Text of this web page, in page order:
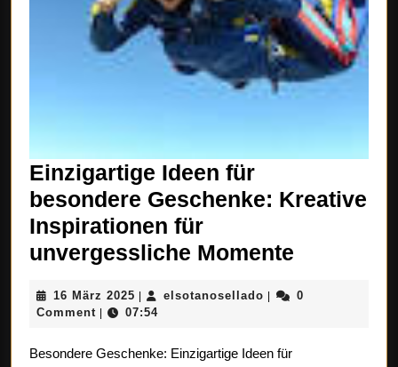
Einzigartige Ideen für
besondere Geschenke: Kreative
Inspirationen für
unvergessliche Momente
für
16 März 2025 16
März
| elsotanosellado elsotanosellado
|
0
Comment | 07:54
Besondere Geschenke: Einzigartige Ideen für